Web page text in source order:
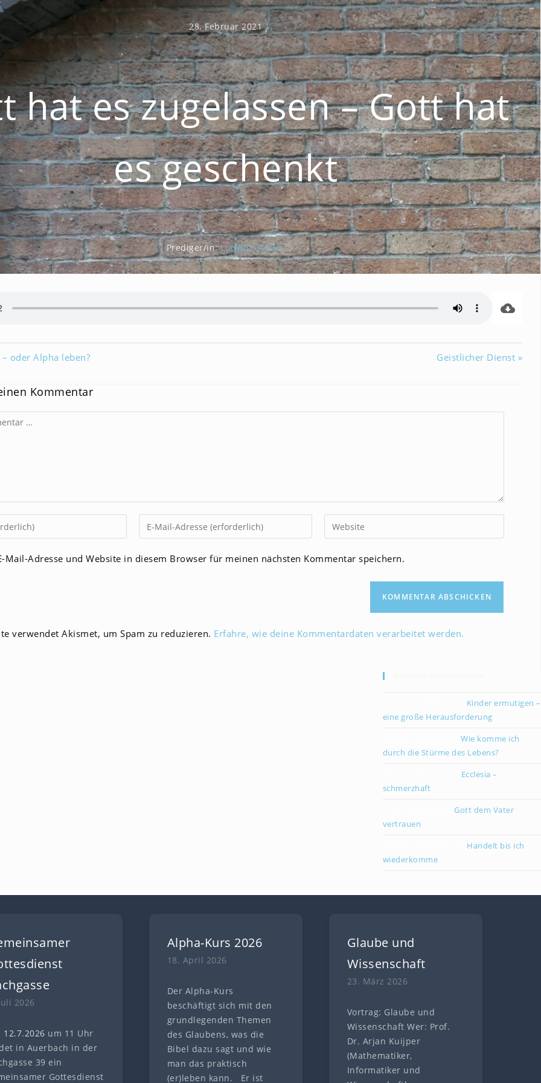
28. Februar 2021
hat es zugelassen – Gott hat
es geschenkt
Prediger/in: Ludwig Geisler
oder Alpha leben? Geistlicher Dienst »
Kommentar
Gib
deine
Gib
deine
Mail-Adresse und Website in diesem Browser für meinen nächsten Kommentar speichern.
verwendet Akismet, um Spam zu reduzieren. Erfahre, wie deine Kommentardaten verarbeitet werden.
Kinder ermutigen –
eine große Herausforderung
zuWie komme ich
durch die Stürme des Lebens?
Ecclesia –
schmerzhaft
zuGott dem Vater
vertrauen
Handelt bis ich
wiederkomme
2026
12.7.2026 um 11 Uhr
in Auerbach in der
39 ein
Gottesdienst
Alpha-Kurs 2026
18. April 2026
Der Alpha-Kurs
beschäftigt sich mit den
grundlegenden Themen
des Glaubens, was die
Bibel dazu sagt und wie
man das praktisch
(er)leben kann. Er ist
Glaube und
Wissenschaft
23. März 2026
Vortrag: Glaube und
Wissenschaft Wer: Prof.
Dr. Arjan Kuijper
(Mathematiker,
Informatiker und